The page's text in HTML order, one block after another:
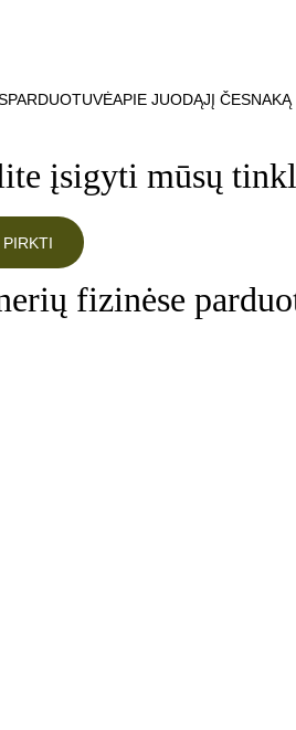
PARDUOTUVĖAPIE JUODĄJĮ ČESNAKĄ
įsigyti mūsų
fizinėse
PIRKTI